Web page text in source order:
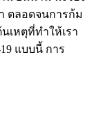
ตลอดจนการก้ม
เหตุที่ทำให้เรา
แบบนี้ การ